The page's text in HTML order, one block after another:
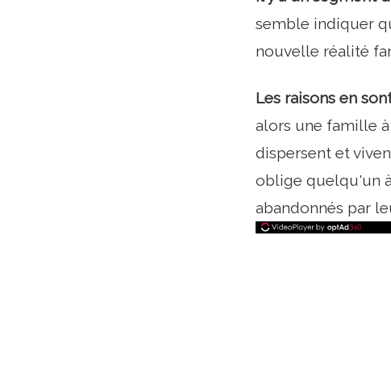
semble indiquer
nouvelle réalité
Les raisons en
alors une famille
dispersent et
oblige quelqu'un
abandonnés par